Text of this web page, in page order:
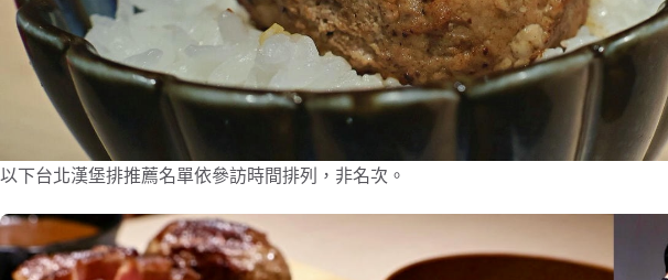
以下台北漢堡排推薦名單依參訪時間排列，非名次。